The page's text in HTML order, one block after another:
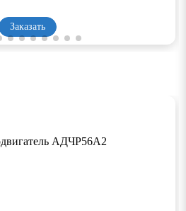
Заказать